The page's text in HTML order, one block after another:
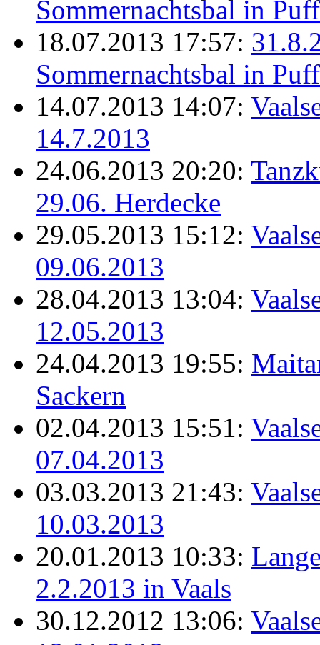
Sommernachtsbal in
18.07.2013 17:57:
Sommernachtsbal in
14.07.2013 14:07:
14.7.2013
24.06.2013 20:20:
29.06. Herdecke
29.05.2013 15:12:
09.06.2013
28.04.2013 13:04:
12.05.2013
24.04.2013 19:55:
Sackern
02.04.2013 15:51:
07.04.2013
03.03.2013 21:43:
10.03.2013
20.01.2013 10:33:
2.2.2013 in Vaals
30.12.2012 13:06: